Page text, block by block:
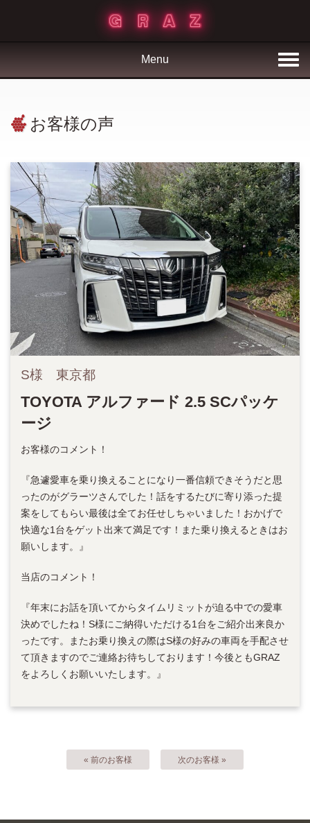
Menu
お客様の声
S様 東京都
TOYOTA アルファード 2.5 SCパッケ
ージ
お客様のコメント！
『急遽愛車を乗り換えることになり一番信頼できそうだと思
ったのがグラーツさんでした！話をするたびに寄り添った提
案をしてもらい最後は全てお任せしちゃいました！おかげで
快適な1台をゲット出来て満足です！また乗り換えるときはお
願いします。』
当店のコメント！
『年末にお話を頂いてからタイムリミットが迫る中での愛車
決めでしたね！S様にご納得いただける1台をご紹介出来良か
ったです。またお乗り換えの際はS様の好みの車両を手配させ
て頂きますのでご連絡お待ちしております！今後ともGRAZ
をよろしくお願いいたします。』
« 前のお客様 次のお客様 »